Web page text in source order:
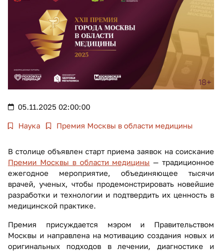
05.11.2025 02:00:00
Наука Премия Москвы в области медицины
В столице объявлен старт приема заявок на соискание
Премии Москвы в области медицины — традиционное
ежегодное мероприятие, объединяющее тысячи
врачей, ученых, чтобы продемонстрировать новейшие
разработки и технологии и подтвердить их ценность в
медицинской практике.
Премия присуждается мэром и Правительством
Москвы и направлена на мотивацию создания новых и
оригинальных подходов в лечении, диагностике и